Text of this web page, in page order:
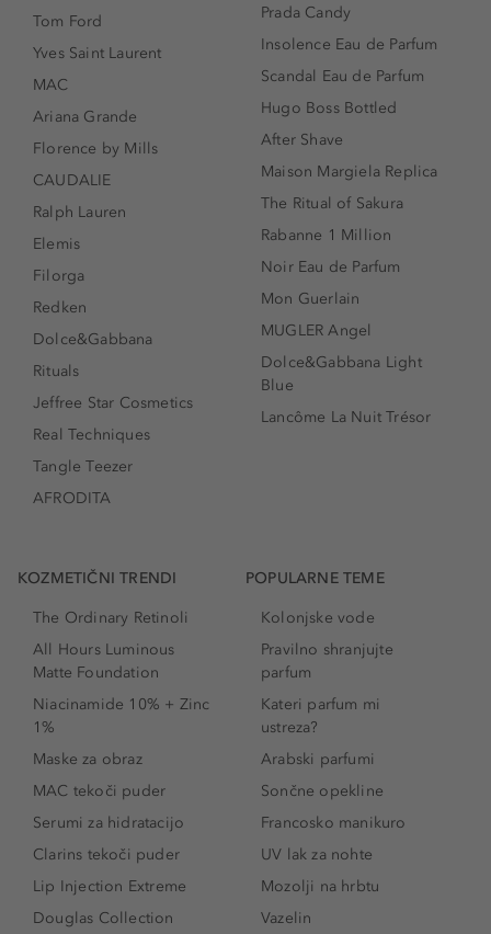
Tom Ford
Yves Saint Laurent
MAC
Ariana Grande
Florence by Mills
CAUDALIE
Ralph Lauren
Elemis
Filorga
Redken
Dolce&Gabbana
Rituals
Jeffree Star Cosmetics
Real Techniques
Tangle Teezer
AFRODITA
Prada Candy
Insolence Eau de Parfum
Scandal Eau de Parfum
Hugo Boss Bottled
After Shave
Maison Margiela Replica
The Ritual of Sakura
Rabanne 1 Million
Noir Eau de Parfum
Mon Guerlain
MUGLER Angel
Dolce&Gabbana Light
Blue
Lancôme La Nuit Trésor
KOZMETIČNI TRENDI
The Ordinary Retinoli
All Hours Luminous
Matte Foundation
Niacinamide 10% + Zinc
1%
Maske za obraz
MAC tekoči puder
Serumi za hidratacijo
Clarins tekoči puder
Lip Injection Extreme
Douglas Collection
POPULARNE TEME
Kolonjske vode
Pravilno shranjujte
parfum
Kateri parfum mi
ustreza?
Arabski parfumi
Sončne opekline
Francosko manikuro
UV lak za nohte
Mozolji na hrbtu
Vazelin